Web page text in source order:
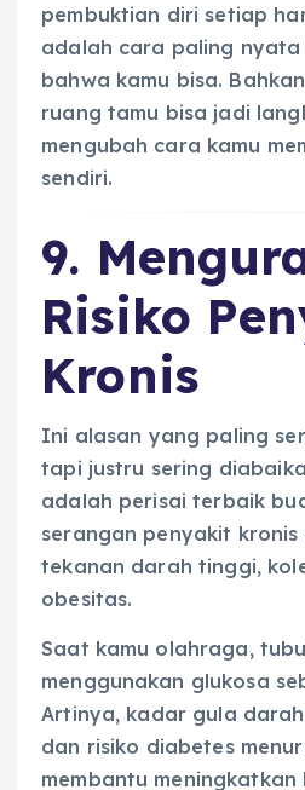
pembuktian diri setiap
adalah cara paling
bahwa kamu bisa.
ruang tamu bisa jadi
mengubah cara kamu
sendiri.
9.
Risiko
Kronis
Ini alasan yang paling
tapi justru sering
adalah perisai terbaik
serangan penyakit
tekanan darah tinggi,
obesitas.
Saat kamu olahraga,
menggunakan glukosa
Artinya, kadar gula
dan risiko diabetes
membantu